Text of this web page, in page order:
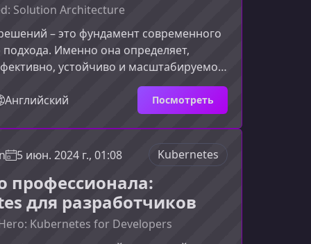
Solution Architecture
– это фундамент современного
Именно она определяет,
устойчиво и масштабируемо
ваше программное решение. В этом
разберем ключевые идеи курса и
лучше понять, зачем инженеру глубоко
архитектурное мышление и какие
такое архитектура
решений помогает системно
от выбора тех
Английский Посмотреть
5 июн. 2024 г., 01:08 Kubernetes
профессионала:
для разработчиков
Kubernetes for Developers